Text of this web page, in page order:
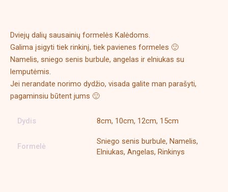
Dviejų dalių sausainių formelės Kalėdoms.
Galima įsigyti tiek rinkinį, tiek pavienes formeles 🙂
Namelis, sniego senis burbule, angelas ir elniukas su
lemputėmis.
Jei nerandate norimo dydžio, visada galite man parašyti,
pagaminsiu būtent jums 🙂
Dydis 8cm, 10cm, 12cm, 15cm
Formelė
Sniego senis burbule, Namelis,
Elniukas, Angelas, Rinkinys